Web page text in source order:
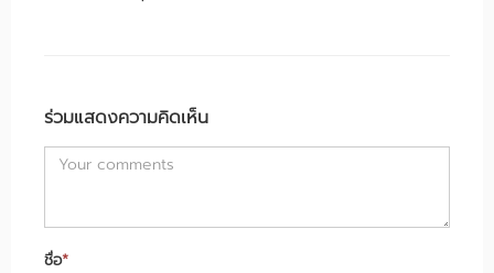
ร่วมแสดงความคิดเห็น
ชื่อ*